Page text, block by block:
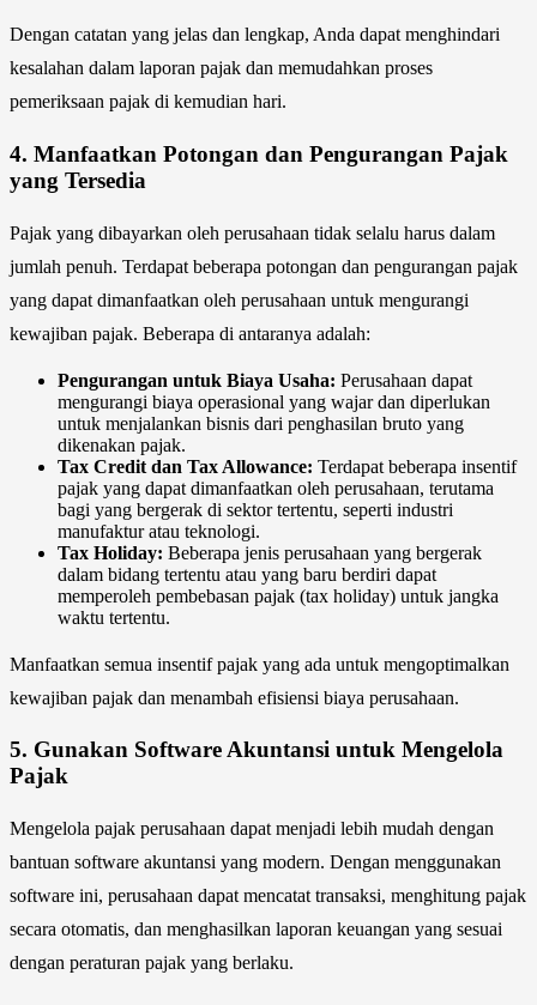
Dengan catatan yang jelas dan lengkap, Anda dapat menghindari
kesalahan dalam laporan pajak dan memudahkan proses
pemeriksaan pajak di kemudian hari.
4. Manfaatkan Potongan dan Pengurangan Pajak
yang Tersedia
Pajak yang dibayarkan oleh perusahaan tidak selalu harus dalam
jumlah penuh. Terdapat beberapa potongan dan pengurangan pajak
yang dapat dimanfaatkan oleh perusahaan untuk mengurangi
kewajiban pajak. Beberapa di antaranya adalah:
Pengurangan untuk Biaya Usaha: Perusahaan dapat
mengurangi biaya operasional yang wajar dan diperlukan
untuk menjalankan bisnis dari penghasilan bruto yang
dikenakan pajak.
Tax Credit dan Tax Allowance: Terdapat beberapa insentif
pajak yang dapat dimanfaatkan oleh perusahaan, terutama
bagi yang bergerak di sektor tertentu, seperti industri
manufaktur atau teknologi.
Tax Holiday: Beberapa jenis perusahaan yang bergerak
dalam bidang tertentu atau yang baru berdiri dapat
memperoleh pembebasan pajak (tax holiday) untuk jangka
waktu tertentu.
Manfaatkan semua insentif pajak yang ada untuk mengoptimalkan
kewajiban pajak dan menambah efisiensi biaya perusahaan.
5. Gunakan Software Akuntansi untuk Mengelola
Pajak
Mengelola pajak perusahaan dapat menjadi lebih mudah dengan
bantuan software akuntansi yang modern. Dengan menggunakan
software ini, perusahaan dapat mencatat transaksi, menghitung pajak
secara otomatis, dan menghasilkan laporan keuangan yang sesuai
dengan peraturan pajak yang berlaku.